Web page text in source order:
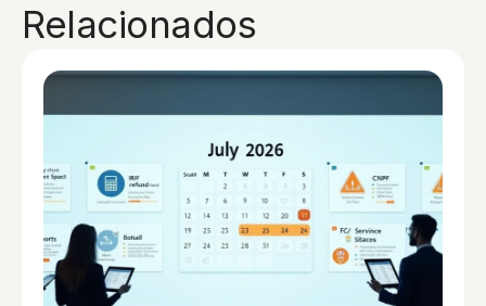
Relacionados